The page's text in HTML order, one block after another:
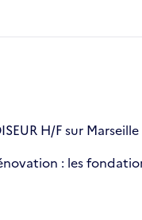
H/F sur Marseille
: les